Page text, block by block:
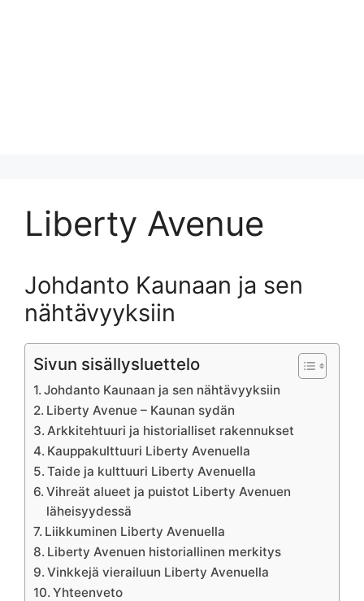
Liberty Avenue
Johdanto Kaunaan ja sen
nähtävyyksiin
Sivun sisällysluettelo
Johdanto Kaunaan ja sen nähtävyyksiin
Liberty Avenue – Kaunan sydän
Arkkitehtuuri ja historialliset rakennukset
Kauppakulttuuri Liberty Avenuella
Taide ja kulttuuri Liberty Avenuella
Vihreät alueet ja puistot Liberty Avenuen
läheisyydessä
Liikkuminen Liberty Avenuella
Liberty Avenuen historiallinen merkitys
Vinkkejä vierailuun Liberty Avenuella
Yhteenveto